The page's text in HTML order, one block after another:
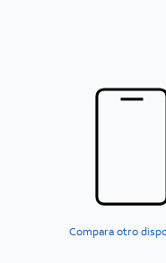
Compara otro